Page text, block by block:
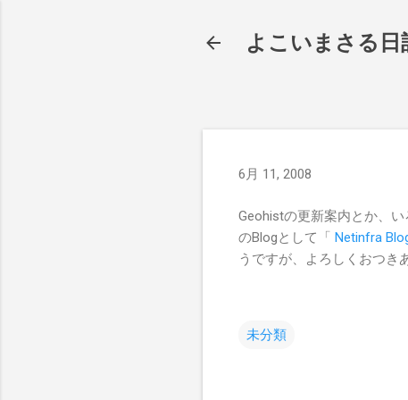
よこいまさる日
6月 11, 2008
Geohistの更新案内とか、
のBlogとして「 Netinfra
うですが、よろしくおつき
未分類